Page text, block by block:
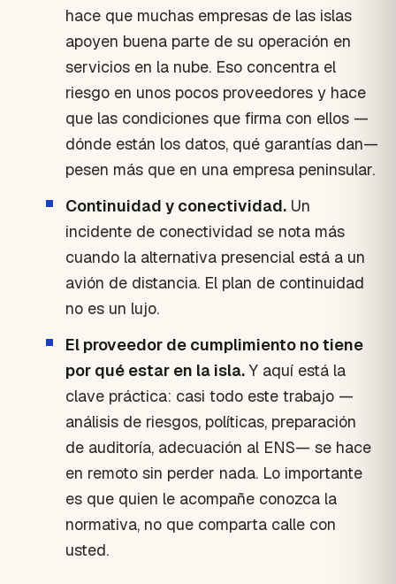
hace que muchas empresas de las islas
apoyen buena parte de su operación en
servicios en la nube. Eso concentra el
riesgo en unos pocos proveedores y hace
que las condiciones que firma con ellos —
dónde están los datos, qué garantías dan—
pesen más que en una empresa peninsular.
Continuidad y conectividad. Un
incidente de conectividad se nota más
cuando la alternativa presencial está a un
avión de distancia. El plan de continuidad
no es un lujo.
El proveedor de cumplimiento no tiene
por qué estar en la isla.Y aquí está la
clave práctica: casi todo este trabajo —
análisis de riesgos, políticas, preparación
de auditoría, adecuación al ENS— se hace
en remoto sin perder nada. Lo importante
es que quien le acompañe conozca la
normativa, no que comparta calle con
usted.